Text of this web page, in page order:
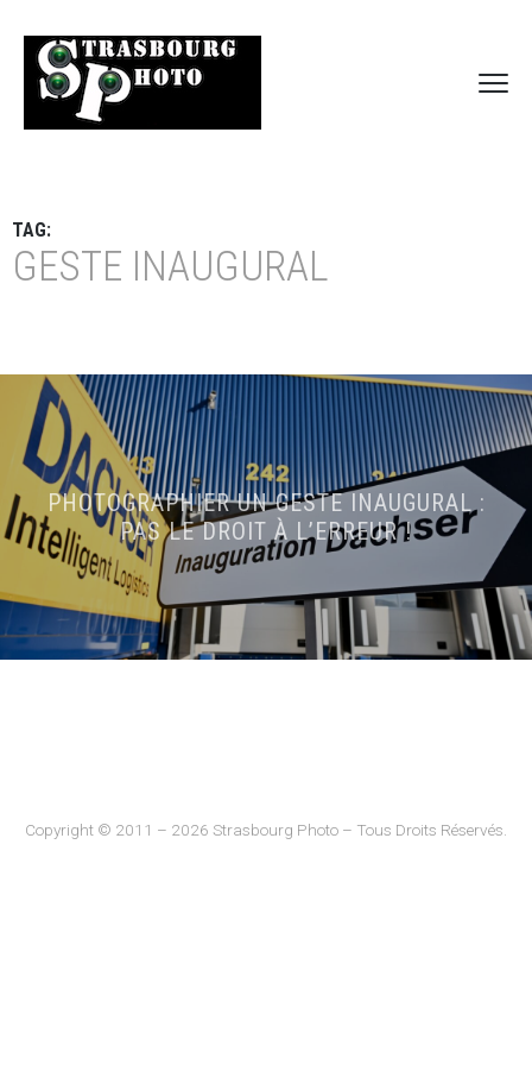
TAG:
GESTE INAUGURAL
PHOTOGRAPHIER UN GESTE INAUGURAL :
PAS LE DROIT À L’ERREUR !
Copyright © 2011 – 2026 Strasbourg Photo – Tous Droits Réservés.